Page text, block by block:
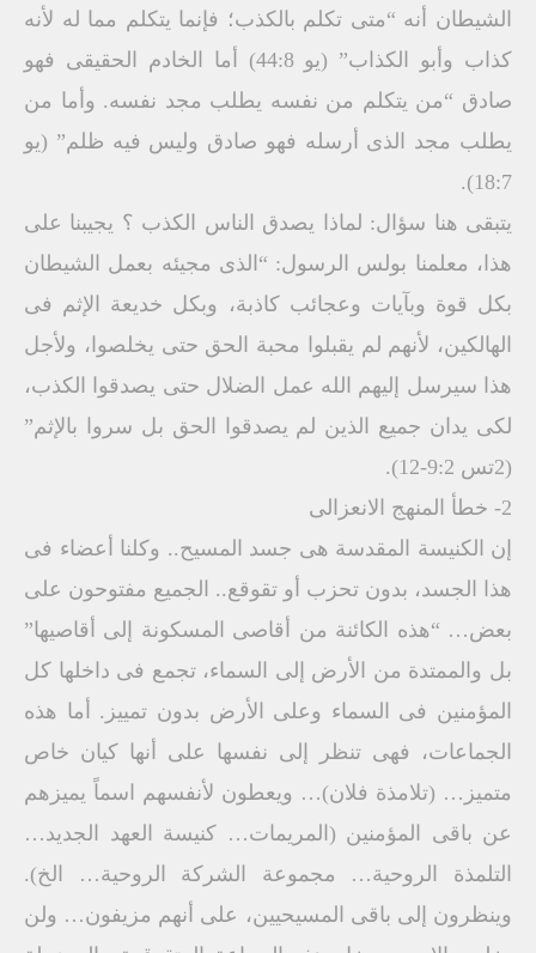
الشيطان أنه “متى تكلم بالكذب؛ فإنما يتكلم مما له لأنه
كذاب وأبو الكذاب” (يو 44:8) أما الخادم الحقيقى فهو
صادق “من يتكلم من نفسه يطلب مجد نفسه. وأما من
يطلب مجد الذى أرسله فهو صادق وليس فيه ظلم” (يو
18:7).
يتبقى هنا سؤال: لماذا يصدق الناس الكذب ؟ يجيبنا على
هذا، معلمنا بولس الرسول: “الذى مجيئه بعمل الشيطان
بكل قوة وبآيات وعجائب كاذبة، وبكل خديعة الإثم فى
الهالكين، لأنهم لم يقبلوا محبة الحق حتى يخلصوا، ولأجل
هذا سيرسل إليهم الله عمل الضلال حتى يصدقوا الكذب،
لكى يدان جميع الذين لم يصدقوا الحق بل سروا بالإثم”
(2تس 9:2-12).
2- خطأ المنهج الانعزالى
إن الكنيسة المقدسة هى جسد المسيح.. وكلنا أعضاء فى
هذا الجسد، بدون تحزب أو تقوقع.. الجميع مفتوحون على
بعض… “هذه الكائنة من أقاصى المسكونة إلى أقاصيها”
بل والممتدة من الأرض إلى السماء، تجمع فى داخلها كل
المؤمنين فى السماء وعلى الأرض بدون تمييز. أما هذه
الجماعات، فهى تنظر إلى نفسها على أنها كيان خاص
متميز… (تلامذة فلان)… ويعطون لأنفسهم اسماً يميزهم
عن باقى المؤمنين (المريمات… كنيسة العهد الجديد…
التلمذة الروحية… مجموعة الشركة الروحية… الخ).
وينظرون إلى باقى المسيحيين، على أنهم مزيفون… ولن